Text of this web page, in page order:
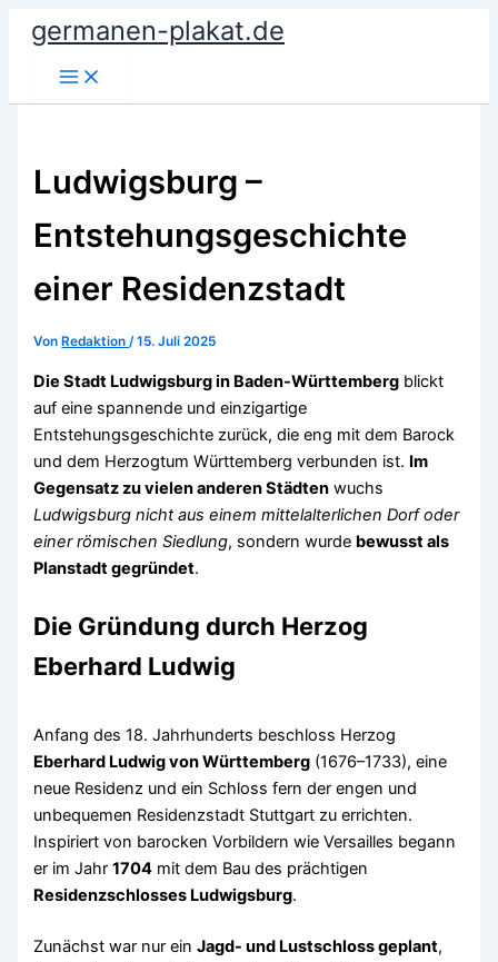
Zum
Inhalt
springen
germanen-plakat.de
Ludwigsburg –
Entstehungsgeschichte
einer Residenzstadt
Von Redaktion/15. Juli 2025
Die Stadt Ludwigsburg in Baden-Württemberg blickt
auf eine spannende und einzigartige
Entstehungsgeschichte zurück, die eng mit dem Barock
und dem Herzogtum Württemberg verbunden ist. Im
Gegensatz zu vielen anderen Städten wuchs
Ludwigsburg nicht aus einem mittelalterlichen Dorf oder
einer römischen Siedlung, sondern wurde bewusst als
Planstadt gegründet.
Die Gründung durch Herzog
Eberhard Ludwig
Anfang des 18. Jahrhunderts beschloss Herzog
Eberhard Ludwig von Württemberg (1676–1733), eine
neue Residenz und ein Schloss fern der engen und
unbequemen Residenzstadt Stuttgart zu errichten.
Inspiriert von barocken Vorbildern wie Versailles begann
er im Jahr1704 mit dem Bau des prächtigen
Residenzschlosses Ludwigsburg.
Zunächst war nur einJagd- und Lustschloss geplant,